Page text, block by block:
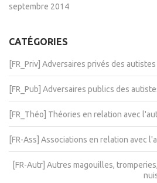
septembre 2014
CATÉGORIES
[FR_Priv] Adversaires privés des
[FR_Pub] Adversaires publics des
[FR_Théo] Théories en relation avec
[FR-Ass] Associations en relation avec
[FR-Autr] Autres magouilles,